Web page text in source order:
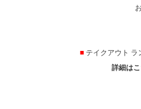
お乗合
■ テイクアウト ラ
詳細は